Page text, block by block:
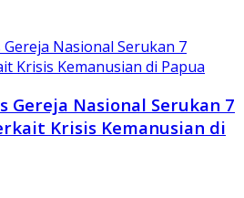
Gereja Nasional Serukan 7
Krisis Kemanusian di